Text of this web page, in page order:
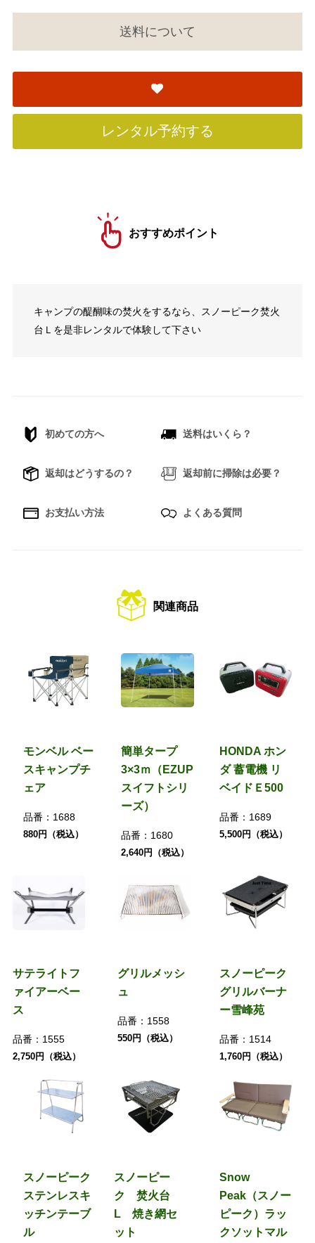
送料について
レンタル予約する
おすすめポイント
キャンプの醍醐味の焚火をするなら、スノーピーク焚火
台Ｌを是非レンタルで体験して下さい
初めての方へ 送料はいくら？
返却はどうするの？ 返却前に掃除は必要？
お支払い方法 よくある質問
関連商品
モンベル ベー
スキャンプチ
ェア
品番： 1688
880円（税込）
簡単タープ
3×3ｍ（EZUP
スイフトシリ
ーズ）
品番： 1680
2,640円（税込）
HONDA ホン
ダ 蓄電機 リ
ベイドＥ500
品番： 1689
5,500円（税込）
サテライトフ
ァイアーベー
ス
品番： 1555
2,750円（税込）
グリルメッシ
ュ
品番： 1558
550円（税込）
スノーピーク
グリルバーナ
ー雪峰苑
品番： 1514
1,760円（税込）
スノーピーク
ステンレスキ
ッチンテーブ
ル
スノーピー
ク 焚火台
L 焼き網セ
ット
Snow
Peak（スノー
ピーク）ラッ
クソットマル